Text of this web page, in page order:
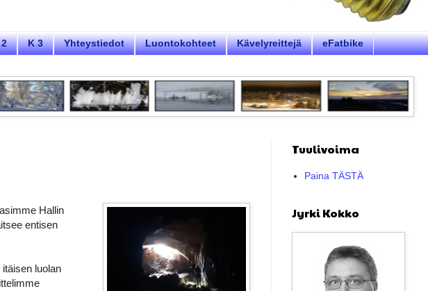
K 3 Yhteystiedot Luontokohteet Kävelyreittejä eFatbike
Hallin
entisen
luolan
Tuulivoima
Paina TÄSTÄ
Jyrki Kokko